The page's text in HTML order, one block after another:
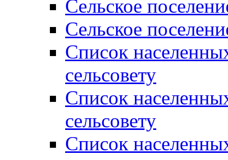
Сельское
Сельское
Список
сельсовету
Список
сельсовету
Список